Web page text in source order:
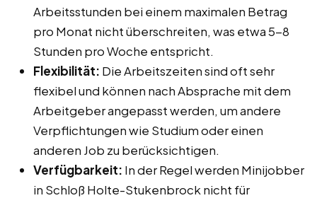
Arbeitsstunden bei einem maximalen Betrag
pro Monat nicht überschreiten, was etwa 5-8
Stunden pro Woche entspricht.
Flexibilität: Die Arbeitszeiten sind oft sehr
flexibel und können nach Absprache mit dem
Arbeitgeber angepasst werden, um andere
Verpflichtungen wie Studium oder einen
anderen Job zu berücksichtigen.
Verfügbarkeit: In der Regel werden Minijobber
in Schloß Holte-Stukenbrock nicht für